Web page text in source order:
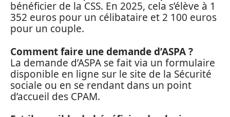
bénéficier de la CSS. En 2025, cela s’élève à 1
352 euros pour un célibataire et 2 100 euros
pour un couple.
Comment faire une demande d’ASPA ?
La demande d’ASPA se fait via un formulaire
disponible en ligne sur le site de la Sécurité
sociale ou en se rendant dans un point
d’accueil des CPAM.